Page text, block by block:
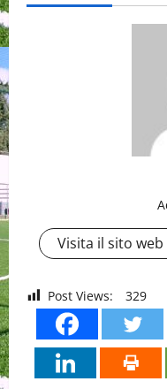
Visita il sito web
Post Views: 329